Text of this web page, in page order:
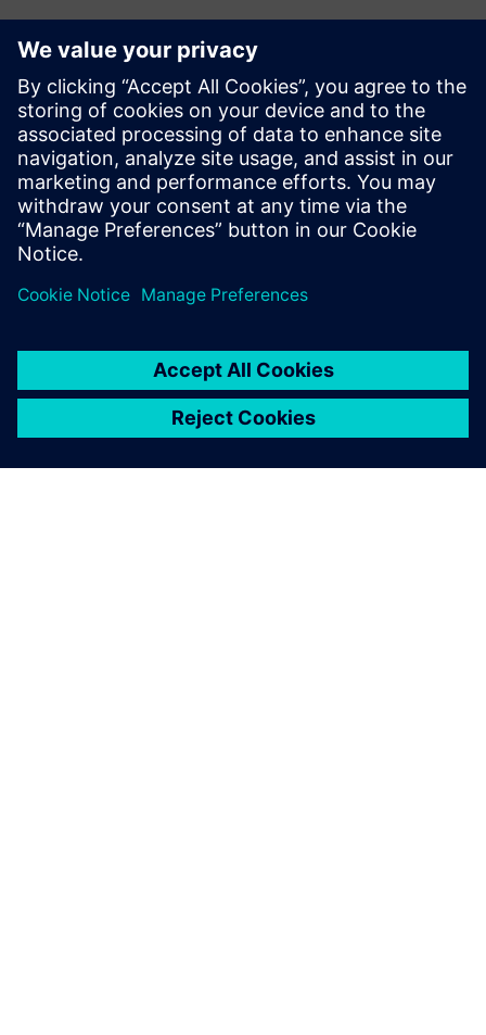
További források
Műszaki dokumentáció
Műszaki dokumentáció |IO ÉS 200PA SMART CN